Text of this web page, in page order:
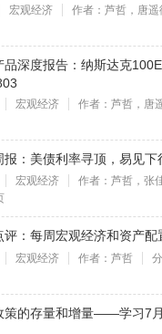
宏观经济 作者：芦哲，唐遥
品深度报告：纳斯达克
宏观经济 作者：芦哲，唐
报：美债利率寻顶，易见
宏观经济 作者：芦哲，张
评：每周宏观经济和资产
宏观经济 作者：芦哲
策的存量和增量——学习7